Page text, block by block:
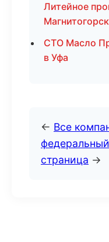
Литейное
Магнитогорск
СТО Масло
в Уфа
← Все
страница →